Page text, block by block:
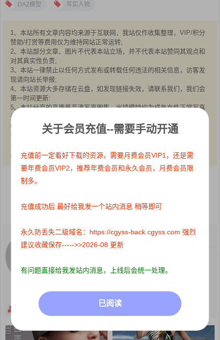
DAZ模型 写实人物
1、本站所有文章内容均来源于互联网，我站仅作收集整理，VIP/积分
赞助/打赏等费用仅为维持网站正常运转;
2、本站部分文章、图片不代表本站立场，并不代表本站赞同其观点和
对其真实性负责;
3、本站一律禁止以任何方式发布或转载任何违法的相关信息，访客发
现请向站长举报;
4、本站资源大多存储在云盘，如发现链接失效，请联系我们，我们会
第一时间更新:
5、本站分享的高质量高清写真图集，出镜模特均为成年女性正常写真
无R18内容，仅限用于摄影爱好者提供素材与鉴赏学习;
6、本站所有文章、图片、资源等均为收集自互联网，版权归原作者所
有。仅作为个人学习、研究以及欣赏!请在下载后24小时内删除。
共同维护和谐健康的互联网!如果您发现本站上有侵犯您的权益的作
品，请与我们取得联系，我们会及时删除或者修改。
分享到：
关于会员充值--需要手动开通
充值前一定看好下载的资源，需要月费会员VIP1，还是需
要年费会员VIP2，推荐年费会员和永久会员，月费会员限
制多。
充值成功后 最好给我发一个站内消息 稍等即可
永久防丢失二级域名：https://cgyss-back.cgyss.com 强烈
建议收藏保存----->>2026-08 更新
有问题直接给我发站内消息，上线后会统一处理。
已阅读